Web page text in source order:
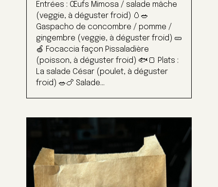
Entrées : Œufs Mimosa / salade mâche
(veggie, à déguster froid) 🥚🥗
Gaspacho de concombre / pomme /
gingembre (veggie, à déguster froid) 🥒
🍏 Focaccia façon Pissaladière
(poisson, à déguster froid) 🐟🍞 Plats :
La salade César (poulet, à déguster
froid) 🥗🍗 Salade...